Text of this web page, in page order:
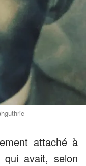
attaché à
avait, selon